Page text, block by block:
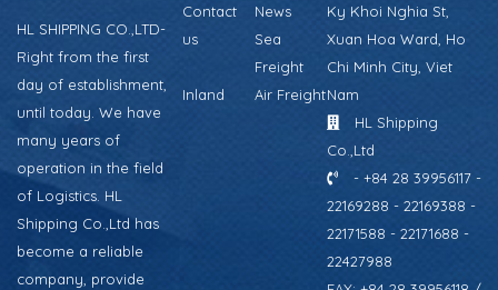
HL SHIPPING CO.,LTD-
Right from the first
day of establishment,
until today. We have
many years of
operation in the field
of Logistics. HL
Shipping Co.,Ltd has
become a reliable
company, provide
Contact
us
News
Sea
Freight
Inland
Air Freight
Ky Khoi Nghia St,
Xuan Hoa Ward, Ho
Chi Minh City, Viet
Nam
HL Shipping
Co.,Ltd
- +84 28 39956117 -
22169288 - 22169388 -
22171588 - 22171688 -
22427988